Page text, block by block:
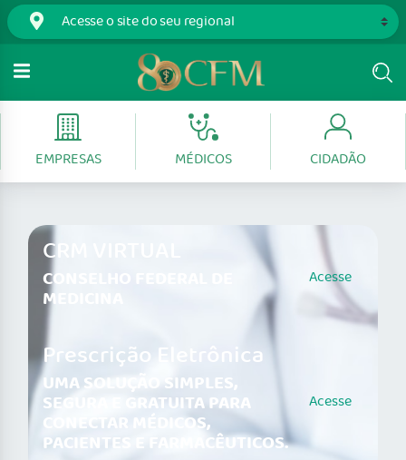
EMPRESAS MÉDICOS CIDADÃO
CRM VIRTUAL
CONSELHO FEDERAL DE
MEDICINA
Acesse
Prescrição Eletrônica
UMA SOLUÇÃO SIMPLES,
SEGURA E GRATUITA PARA
CONECTAR MÉDICOS,
PACIENTES E FARMACÊUTICOS.
Acesse